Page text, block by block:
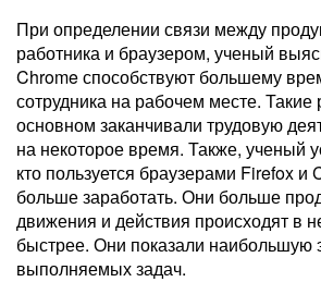
При определении связи между
работника и браузером, ученый
Chrome способствуют большему
сотрудника на рабочем месте. Такие
основном заканчивали трудовую
на некоторое время. Также, ученый
кто пользуется браузерами Firefox и
больше заработать. Они больше
движения и действия происходят в
быстрее. Они показали наибольшую
выполняемых задач.